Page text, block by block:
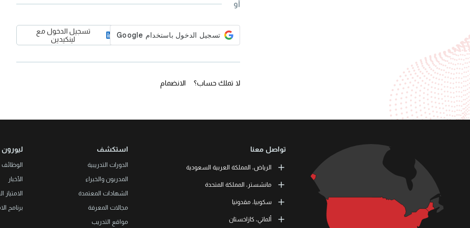
أو
تسجيل الدخول مع
لينكيدين
لا تملك حساب؟ الانضمام
تواصل معنا
الرياض، المملكة العربية السعودية
LEORON Saudi Experts Institute for Training
طريق الملك فهد، حي الرحمانية، برج القمر، الطابق
11537 الرياض، المملكة العربية السعودية
+966 11 464 4865
مانشستر، المملكة المتحدة
L3RN New Skills Co.
Office No. 2, 34 Station Road
Urmston, Manchester, England M41 9JQ UK
+44 (0) 1615138133
سكوبيا، مقدونيا
L3RN dooel
Str. 20, No 82, Cucer-Sandevo 1000 Skopje,
ألماتي، كازاخستان
استكشف
الدورات التدريبية
المدربون والخبراء
الشهادات المعتمدة
مجالات المعرفة
مواقع التدريب
ليورون
الوظائف
الأخبار
الامتياز
برنامج